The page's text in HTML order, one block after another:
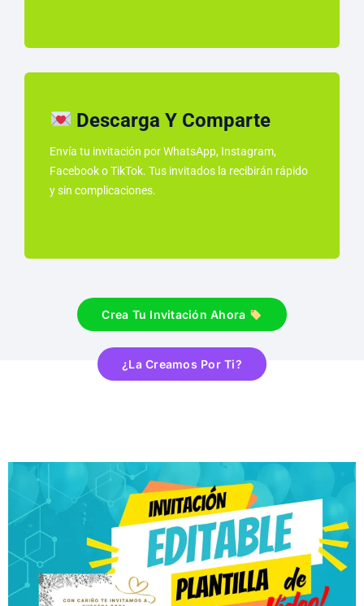
Descarga Y Comparte
Envía tu invitación por WhatsApp, Instagram,
Facebook o TikTok. Tus invitados la recibirán rápido
y sin complicaciones.
Crea Tu Invitación Ahora
¿La Creamos Por Ti?